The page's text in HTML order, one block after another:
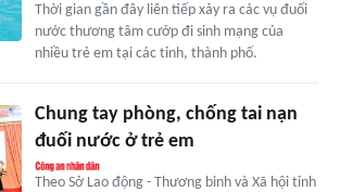
Thời gian gần đây liên tiếp xảy ra các vụ đuối
nước thương tâm cướp đi sinh mạng của
nhiều trẻ em tại các tỉnh, thành phố.
Chung tay phòng, chống tai nạn
đuối nước ở trẻ em
Theo Sở Lao động - Thương binh và Xã hội tỉnh